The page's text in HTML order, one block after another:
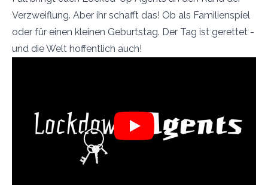
Verzweiflung. Aber ihr schafft das! Ob als Familienspiel
oder für einen kleinen Geburtstag. Der Tag ist gerettet -
und die Welt hoffentlich auch!
Play